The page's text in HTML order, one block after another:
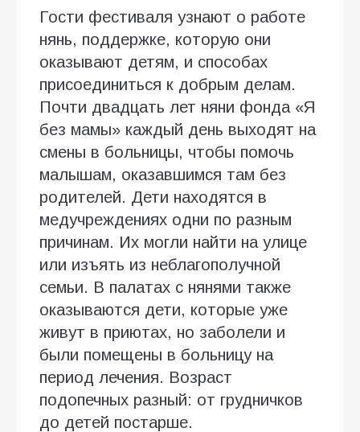
Гости фестиваля узнают о работе
нянь, поддержке, которую они
оказывают детям, и способах
присоединиться к добрым делам.
Почти двадцать лет няни фонда «Я
без мамы» каждый день выходят на
смены в больницы, чтобы помочь
малышам, оказавшимся там без
родителей. Дети находятся в
медучреждениях одни по разным
причинам. Их могли найти на улице
или изъять из неблагополучной
семьи. В палатах с нянями также
оказываются дети, которые уже
живут в приютах, но заболели и
были помещены в больницу на
период лечения. Возраст
подопечных разный: от грудничков
до детей постарше.